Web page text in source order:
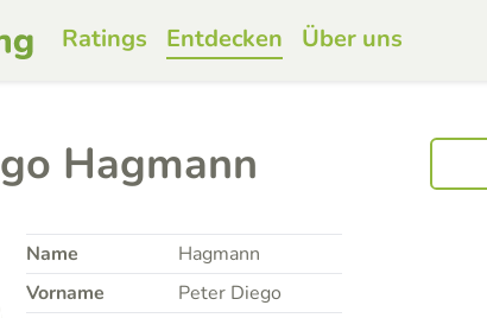
Ratings Entdecken Über uns
Hagmann
Name
Hagmann
Vorname
Peter Diego